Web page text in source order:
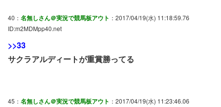
40： 名無しさん＠実況で競馬板アウト ：2017/04/19(水) 11:18:59.76
ID:m2MDMpp40.net
>>33
サクラアルディートが重賞勝ってる
45： 名無しさん＠実況で競馬板アウト ：2017/04/19(水) 11:23:46.06